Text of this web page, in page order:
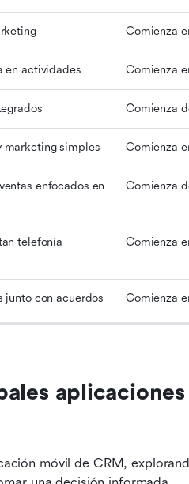
Comienza
en actividades Comienza
Comienza
marketing simples Comienza
enfocados en
Comienza
telefonía
Comienza
junto con acuerdos Comienza
móvil de CRM,